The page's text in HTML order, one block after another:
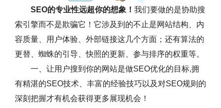
SEO的专业性远超你的想象！ 我们要做的是协助搜
索引擎而不是欺骗它！它涉及到的不止是网站结构、内
容质量、用户体验、外部链接这几个方面；还有算法的
更替、蜘蛛的引导、快照的更新、参与排序的权重等。
一、让用户搜到你的网站是做SEO优化的目标,拥
有精湛的SEO技术、丰富的经验技巧以及对SEO规则的
深刻把握才有机会获得更多展现机会！